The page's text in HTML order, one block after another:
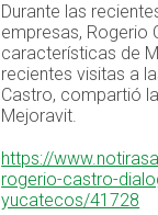
Durante las
empresas, Rogerio
características de
recientes visitas a
Castro, compartió
Mejoravit.
https://
rogerio-castro-
yucatecos/41728